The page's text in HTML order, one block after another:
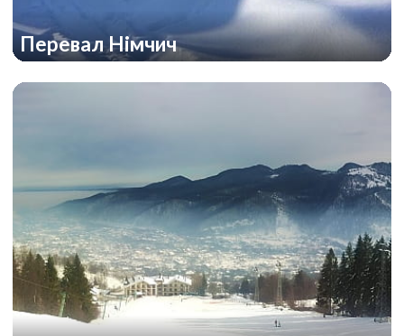
Перевал Німчич